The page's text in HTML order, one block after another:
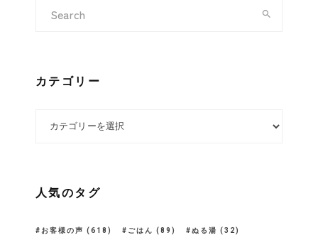
カテゴリー
人気のタグ
お客様の声 (618) ごはん (89) ぬる湯 (32)